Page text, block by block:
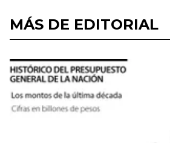
MÁS DE EDITORIAL